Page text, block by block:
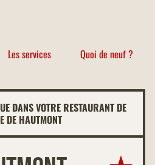
Les services Quoi de neuf ?
DANS VOTRE RESTAURANT DE
DE HAUTMONT